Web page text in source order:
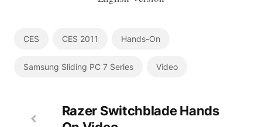
CES CES 2011 Hands-On
Samsung Sliding PC 7 Series Video
Razer Switchblade Hands